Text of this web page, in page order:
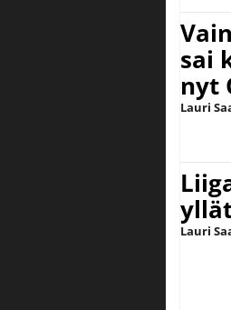
sai
nyt
Lauri
Lauri